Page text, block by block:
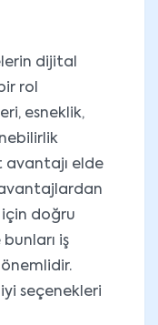
dijital
rol
esneklik,
avantajı elde
doğru
iş
seçenekleri